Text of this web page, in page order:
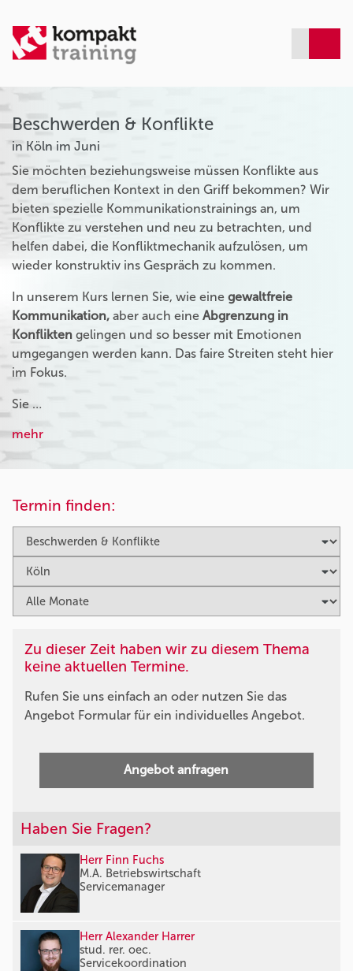
Beschwerden & Konflikte
in Köln im Juni
Sie möchten beziehungsweise müssen Konflikte aus
dem beruflichen Kontext in den Griff bekommen? Wir
bieten spezielle Kommunikationstrainings an, um
Konflikte zu verstehen und neu zu betrachten, und
helfen dabei, die Konfliktmechanik aufzulösen, um
wieder konstruktiv ins Gespräch zu kommen.
In unserem Kurs lernen Sie, wie eine gewaltfreie
Kommunikation, aber auch eine Abgrenzung in
Konflikten gelingen und so besser mit Emotionen
umgegangen werden kann. Das faire Streiten steht hier
im Fokus.
Sie …
mehr
Termin finden:
Zu dieser Zeit haben wir zu diesem Thema
keine aktuellen Termine.
Rufen Sie uns einfach an oder nutzen Sie das
Angebot Formular für ein individuelles Angebot.
Angebot anfragen
Haben Sie Fragen?
Herr Finn Fuchs
M.A. Betriebswirtschaft
Servicemanager
Herr Alexander Harrer
stud. rer. oec.
Servicekoordination